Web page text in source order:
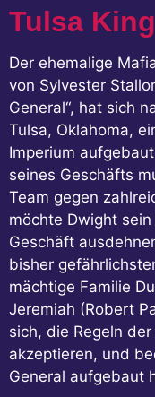
Tulsa
Der ehemalige
von Sylvester
General“, hat sich
Tulsa, Oklahoma,
Imperium
seines Geschäfts
Team gegen
möchte Dwight
Geschäft
bisher
mächtige Familie
Jeremiah (Robert
sich, die Regeln
akzeptieren, und
General aufgebaut